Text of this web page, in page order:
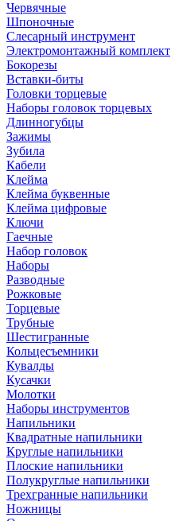
Червячные
Шпоночные
Слесарный инструмент
Электромонтажный комплект
Бокорезы
Вставки-биты
Головки торцевые
Наборы головок торцевых
Длинногубцы
Зажимы
Зубила
Кабели
Клейма
Клейма буквенные
Клейма цифровые
Ключи
Гаечные
Набор головок
Наборы
Разводные
Рожковые
Торцевые
Трубные
Шестигранные
Кольцесъемники
Кувалды
Кусачки
Молотки
Наборы инструментов
Напильники
Квадратные напильники
Круглые напильники
Плоские напильники
Полукруглые напильники
Трехгранные напильники
Ножницы